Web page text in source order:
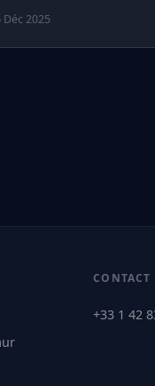
Déc 2025
CONTACT
+33 1 42